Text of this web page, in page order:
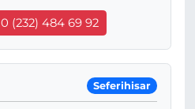
0 (232) 484 69 92
Seferihisar